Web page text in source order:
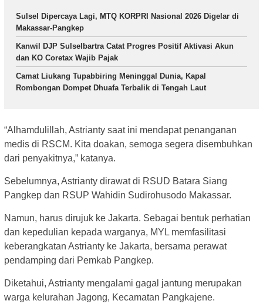
Sulsel Dipercaya Lagi, MTQ KORPRI Nasional 2026 Digelar di
Makassar-Pangkep
Kanwil DJP Sulselbartra Catat Progres Positif Aktivasi Akun
dan KO Coretax Wajib Pajak
Camat Liukang Tupabbiring Meninggal Dunia, Kapal
Rombongan Dompet Dhuafa Terbalik di Tengah Laut
“Alhamdulillah, Astrianty saat ini mendapat penanganan
medis di RSCM. Kita doakan, semoga segera disembuhkan
dari penyakitnya,” katanya.
Sebelumnya, Astrianty dirawat di RSUD Batara Siang
Pangkep dan RSUP Wahidin Sudirohusodo Makassar.
Namun, harus dirujuk ke Jakarta. Sebagai bentuk perhatian
dan kepedulian kepada warganya, MYL memfasilitasi
keberangkatan Astrianty ke Jakarta, bersama perawat
pendamping dari Pemkab Pangkep.
Diketahui, Astrianty mengalami gagal jantung merupakan
warga kelurahan Jagong, Kecamatan Pangkajene.